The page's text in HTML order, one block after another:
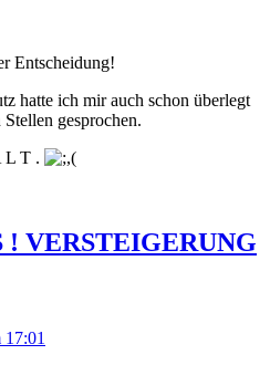
Entscheidung!
hatte ich mir auch schon überlegt
gesprochen.
L T .
! VERSTEIGERUNG
17:01